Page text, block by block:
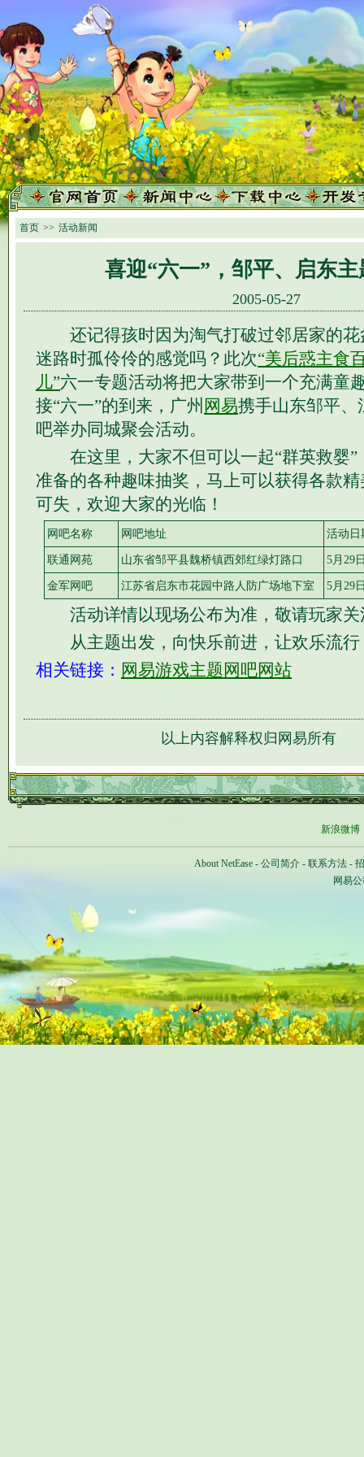
首页 >> 活动新闻
喜迎“六一”，邹平、启东
2005-05-27
还记得孩时因为淘气打破过邻居家的花
迷路时孤伶伶的感觉吗？此次“美后惑主食
儿”六一专题活动将把大家带到一个充满童
接“六一”的到来，广州 网易携手山东邹平、
吧举办同城聚会活动。
在这里，大家不但可以一起“群英救婴”
准备的各种趣味抽奖，马上可以获得各款
可失，欢迎大家的光临！
网吧名称 网吧地址 活动日
联通网苑 山东省邹平县魏桥镇西郊红绿灯路口 5月29
金军网吧 江苏省启东市花园中路人防广场地下室 5月29
活动详情以现场公布为准，敬请玩家关
从主题出发，向快乐前进，让欢乐流行
相关链接： 网易游戏主题网吧网站
以上内容解释权归网易所有
新浪微博
About NetEase - 公司简介 - 联系方法 -
网易